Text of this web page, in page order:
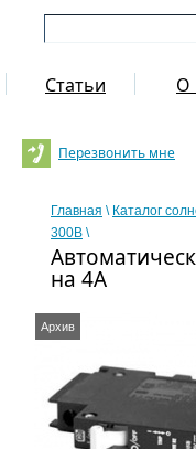
Статьи О
Перезвонить мне
Главная \ Каталог
300В \
на 4A
Архив